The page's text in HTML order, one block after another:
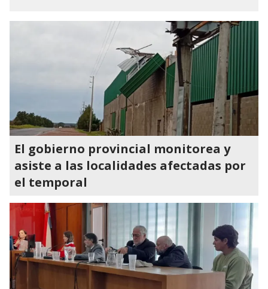
El gobierno provincial monitorea y
asiste a las localidades afectadas por
el temporal